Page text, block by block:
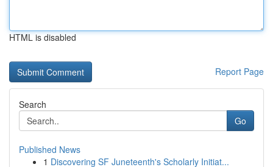
HTML is disabled
Report Page
Search
Go
Published News
1 Discovering SF Juneteenth's Scholarly Initiat...